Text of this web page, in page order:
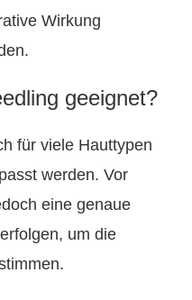
Wirkung
geeignet?
für viele Hauttypen
werden. Vor
eine genaue
um die